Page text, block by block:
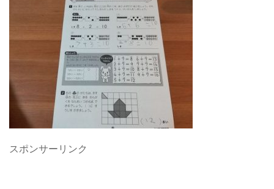
スポンサーリンク